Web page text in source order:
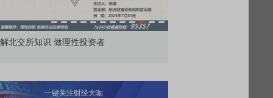
委托那么多种，究竟怎么用？
一键关注财经大咖